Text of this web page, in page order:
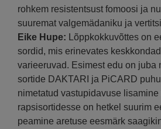
rohkem resistentsust fomoosi ja
suuremat valgemädaniku ja
Eike Hupe: Lõppkokkuvõttes on
sordid, mis erinevates
varieeruvad. Esimest edu on juba
sortide DAKTARI ja PiCARD
nimetatud vastupidavuse lisamine
rapsisortidesse on hetkel suurim
peamine aretuse eesmärk